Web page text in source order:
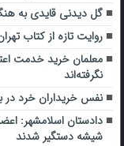
گل دیدنی قایدی به
روایت تازه از کتاب
نگرفته‌اند
نفس خریداران خرد در
شیشه دستگیر شدند